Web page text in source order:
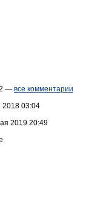
— все комментарии
2018 03:04
2019 20:49